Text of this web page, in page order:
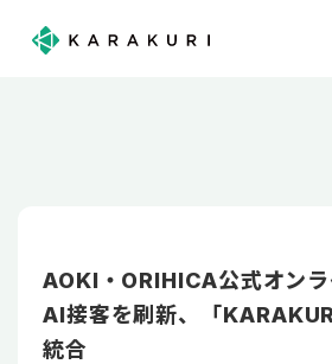
AOKI・ORIHICA公式オン
AI接客を刷新、「
統合